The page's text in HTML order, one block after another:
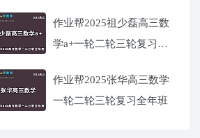
作业帮2025祖少磊高三数
学a+一轮二轮三轮复习全
作业帮2025张华高三数学
一轮二轮三轮复习全年班